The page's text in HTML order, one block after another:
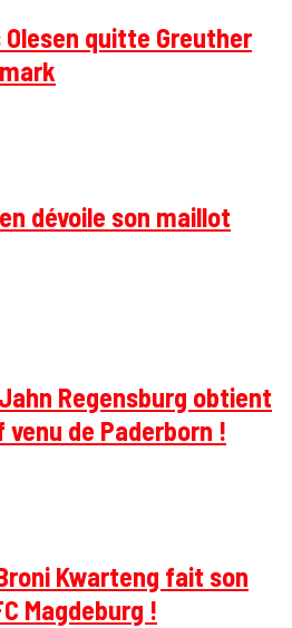
Olesen quitte Greuther
dévoile son maillot
Jahn Regensburg obtient
de Paderborn !
Kwarteng fait son
Magdeburg !